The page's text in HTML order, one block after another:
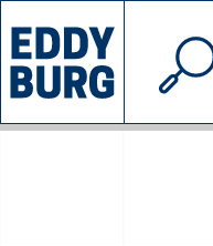
INIZIATIVE
©